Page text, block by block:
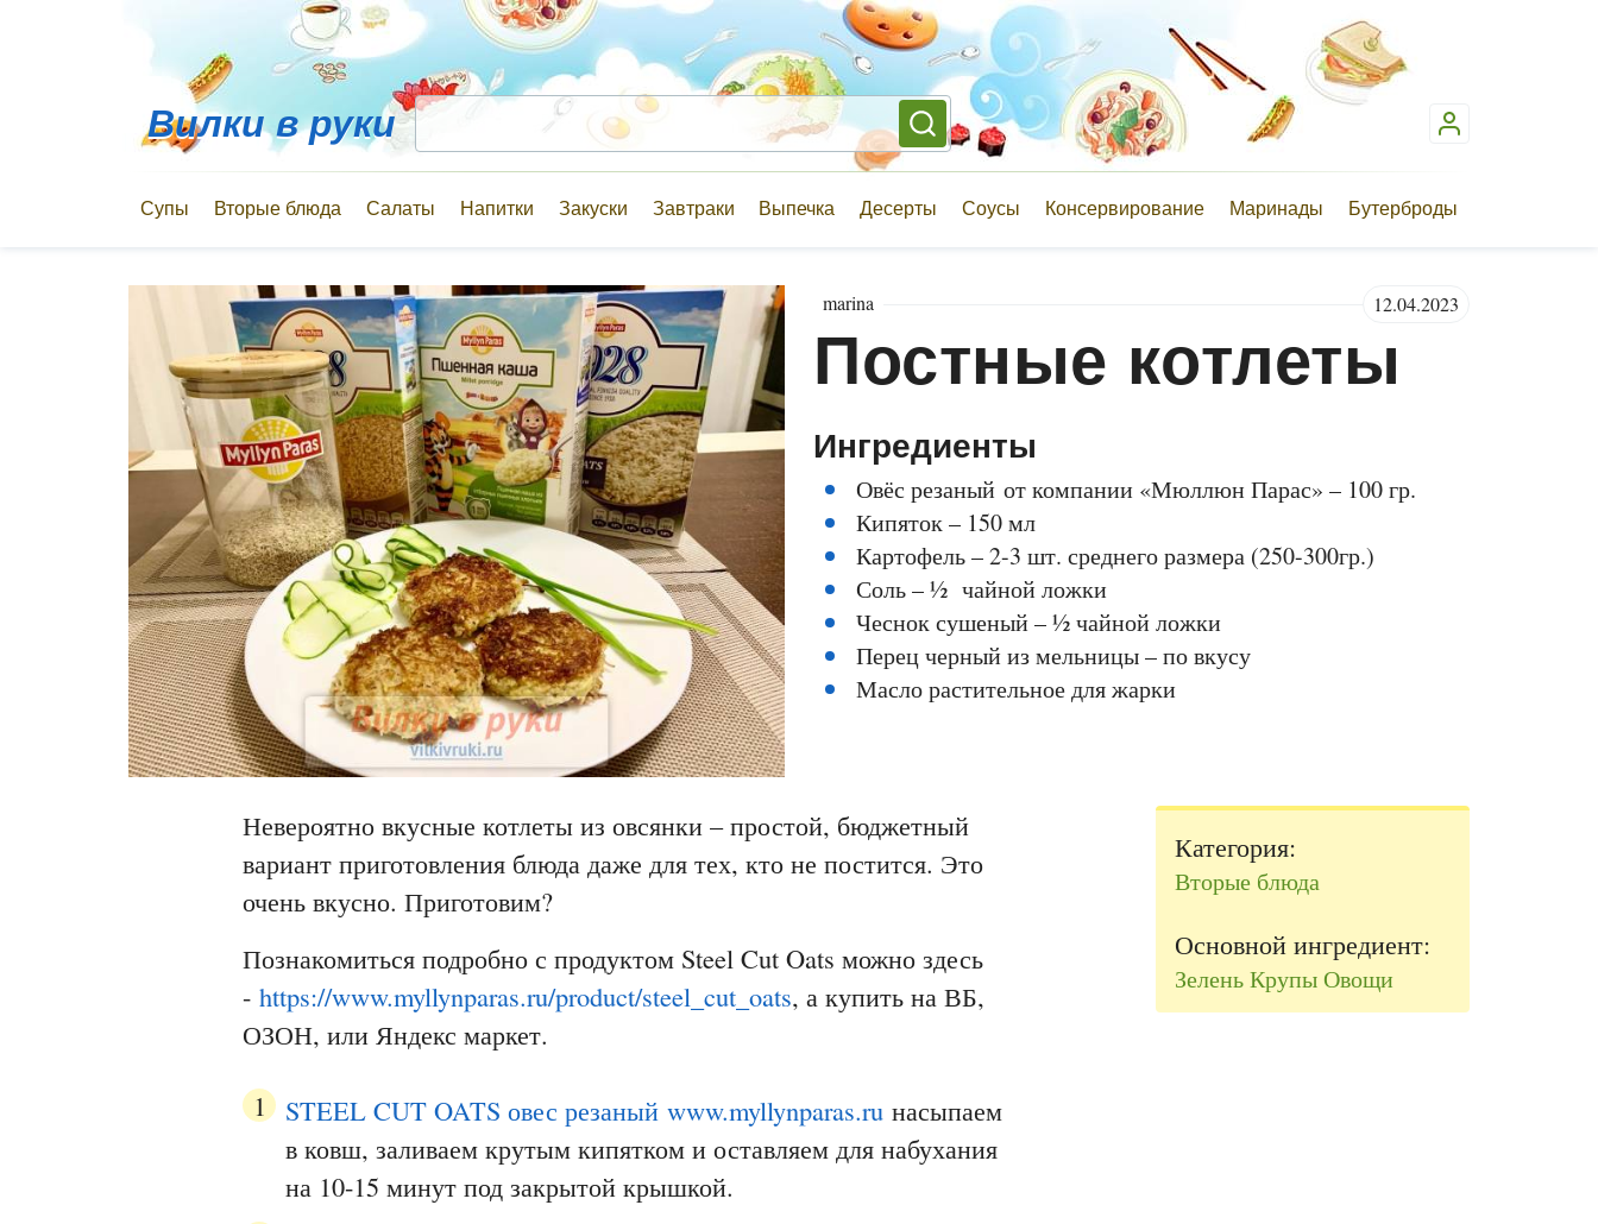
Вилки в руки
Супы Вторые блюда Салаты Напитки Закуски Завтраки Выпечка Десерты Соусы Консервирование Маринады Бутерброды
marina 12.04.2023
Постные котлеты
Ингредиенты
Овёс резаный от компании «Мюллюн Парас» – 100 гр.
Кипяток – 150 мл
Картофель – 2-3 шт. среднего размера (250-300гр.)
Соль – ½ чайной ложки
Чеснок сушеный – ½ чайной ложки
Перец черный из мельницы – по вкусу
Масло растительное для жарки
Невероятно вкусные котлеты из овсянки – простой, бюджетный
вариант приготовления блюда даже для тех, кто не постится. Это
очень вкусно. Приготовим?
Познакомиться подробно с продуктом Steel Cut Oats можно здесь
- https://www.myllynparas.ru/product/steel_cut_oats, а купить на ВБ,
ОЗОН, или Яндекс маркет.
STEEL CUT OATS овес резаный www.myllynparas.ru насыпаем
в ковш, заливаем крутым кипятком и оставляем для набухания
на 10-15 минут под закрытой крышкой.
Категория:
Вторые блюда
Основной ингредиент:
ЗеленьКрупыОвощи